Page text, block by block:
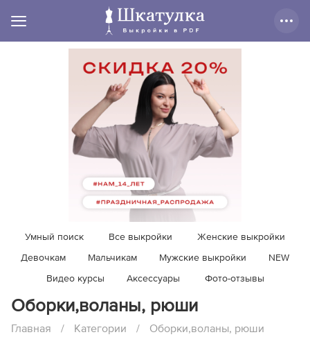
Умный поиск Все выкройки Женские выкройки
Девочкам Мальчикам Мужские выкройки NEW
Видео курсы Аксессуары Фото-отзывы
Оборки,воланы, рюши
Главная / Категории / Оборки,воланы, рюши